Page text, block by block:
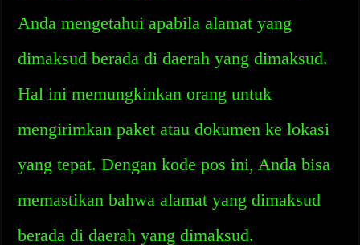
Anda mengetahui apabila alamat yang
dimaksud berada di daerah yang dimaksud.
Hal ini memungkinkan orang untuk
mengirimkan paket atau dokumen ke lokasi
yang tepat. Dengan kode pos ini, Anda bisa
memastikan bahwa alamat yang dimaksud
berada di daerah yang dimaksud.